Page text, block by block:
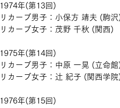
1974年(第13回)
リカーブ男子：小保方 靖夫 (駒沢
リカーブ女子：茂野 千秋 (関西)
1975年(第14回)
リカーブ男子：中原 一晃 (立命館
リカーブ女子：辻 紀子 (関西学院
1976年(第15回)